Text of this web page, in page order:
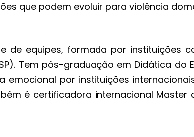
que podem evoluir para violência
de equipes, formada por instituições
Tem pós-graduação em Didática do
emocional por instituições
é certificadora internacional Master